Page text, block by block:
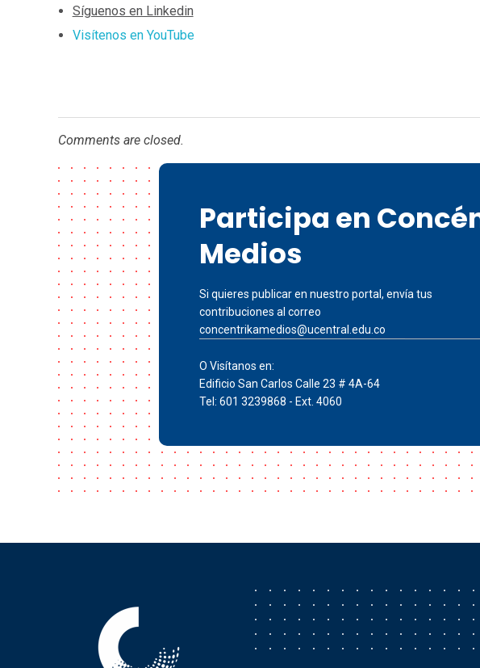
Síguenos en Linkedin
Visítenos en YouTube
Comments are closed.
Participa en
Medios
Si quieres publicar en nuestro portal, envía tus
contribuciones al correo
concentrikamedios@ucentral.edu.co
O Visítanos en:
Edificio San Carlos Calle 23 # 4A-64
Tel: 601 3239868 - Ext. 4060